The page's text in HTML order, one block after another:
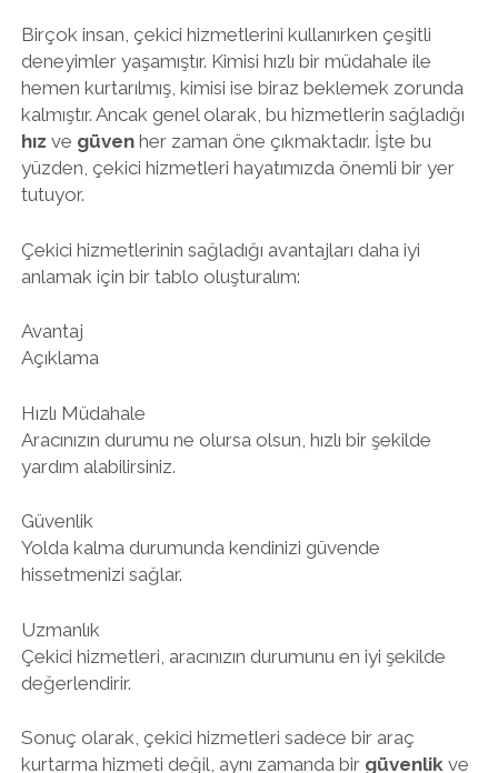
Birçok insan, çekici hizmetlerini kullanırken çeşitli
deneyimler yaşamıştır. Kimisi hızlı bir müdahale ile
hemen kurtarılmış, kimisi ise biraz beklemek zorunda
kalmıştır. Ancak genel olarak, bu hizmetlerin sağladığı
hız ve güvenher zaman öne çıkmaktadır. İşte bu
yüzden, çekici hizmetleri hayatımızda önemli bir yer
tutuyor.
Çekici hizmetlerinin sağladığı avantajları daha iyi
anlamak için bir tablo oluşturalım:
Avantaj
Açıklama
Hızlı Müdahale
Aracınızın durumu ne olursa olsun, hızlı bir şekilde
yardım alabilirsiniz.
Güvenlik
Yolda kalma durumunda kendinizi güvende
hissetmenizi sağlar.
Uzmanlık
Çekici hizmetleri, aracınızın durumunu en iyi şekilde
değerlendirir.
Sonuç olarak, çekici hizmetleri sadece bir araç
kurtarma hizmeti değil, aynı zamanda bir güvenlikve